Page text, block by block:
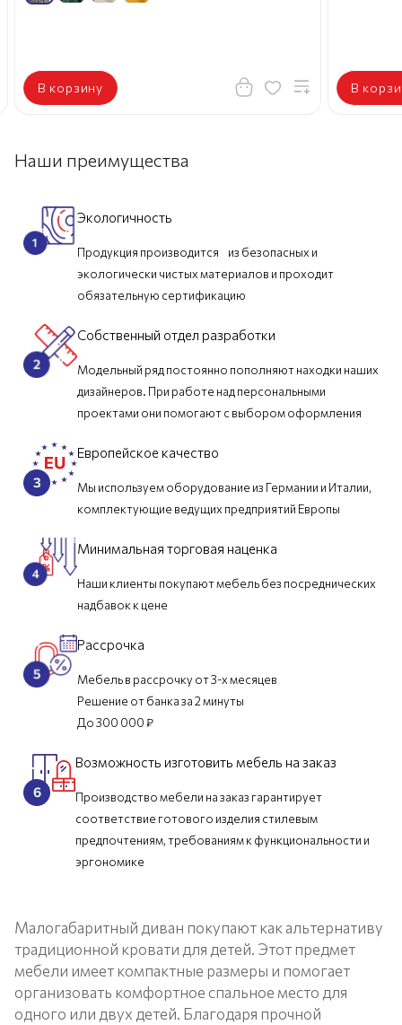
В корзину В
Наши преимущества
Экологичность
Продукция производится из безопасных и
экологически чистых материалов и проходит
обязательную сертификацию
Собственный отдел разработки
Модельный ряд постоянно пополняют находки наших
дизайнеров. При работе над персональными
проектами они помогают с выбором оформления
Европейское качество
Мы используем оборудование из Германии и Италии,
комплектующие ведущих предприятий Европы
Минимальная торговая наценка
Наши клиенты покупают мебель без посреднических
надбавок к цене
Рассрочка
Мебель в рассрочку от 3-х месяцев
Решение от банка за 2 минуты
До 300 000 ₽
Возможность изготовить мебель на заказ
Производство мебели на заказ гарантирует
соответствие готового изделия стилевым
предпочтениям, требованиям к функциональности и
эргономике
Малогабаритный диван покупают как альтернативу
традиционной кровати для детей. Этот предмет
мебели имеет компактные размеры и помогает
организовать комфортное спальное место для
одного или двух детей. Благодаря прочной